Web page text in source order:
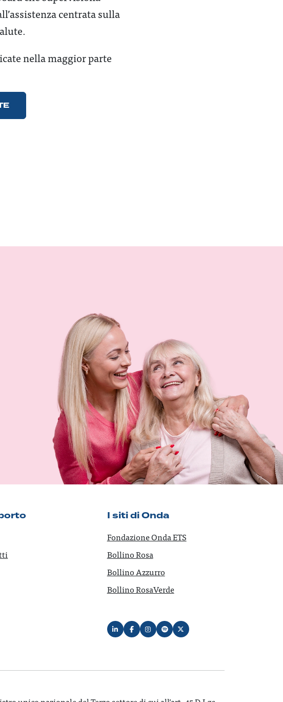
centrata sulla
nella maggior parte
I siti di Onda
Fondazione Onda ETS
Bollino Rosa
Bollino Azzurro
Bollino RosaVerde